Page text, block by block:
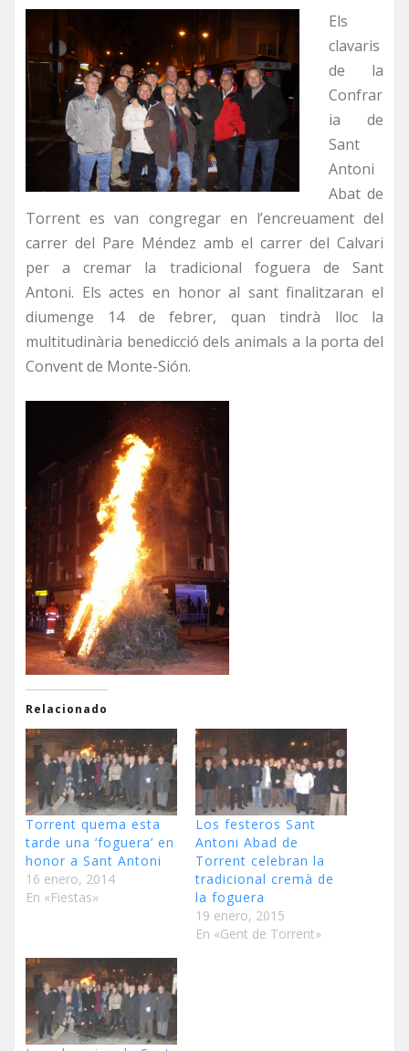
Els
clavaris
de la
Confrar
ia de
Sant
Antoni
Abat de
Torrent es van congregar en l’encreuament del
carrer del Pare Méndez amb el carrer del Calvari
per a cremar la tradicional foguera de Sant
Antoni. Els actes en honor al sant finalitzaran el
diumenge 14 de febrer, quan tindrà lloc la
multitudinària benedicció dels animals a la porta del
Convent de Monte-Sión.
Relacionado
Torrent quema esta
tarde una ‘foguera’ en
honor a Sant Antoni
16 enero, 2014
En «Fiestas»
Los festeros Sant
Antoni Abad de
Torrent celebran la
tradicional cremà de
la foguera
19 enero, 2015
En «Gent de Torrent»